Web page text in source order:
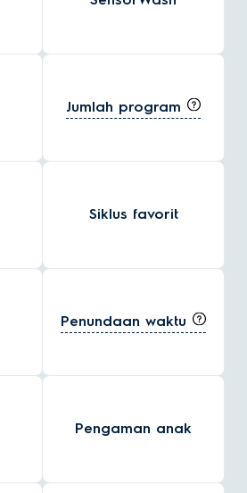
Jumlah program
Siklus favorit
Penundaan waktu
Pengaman anak